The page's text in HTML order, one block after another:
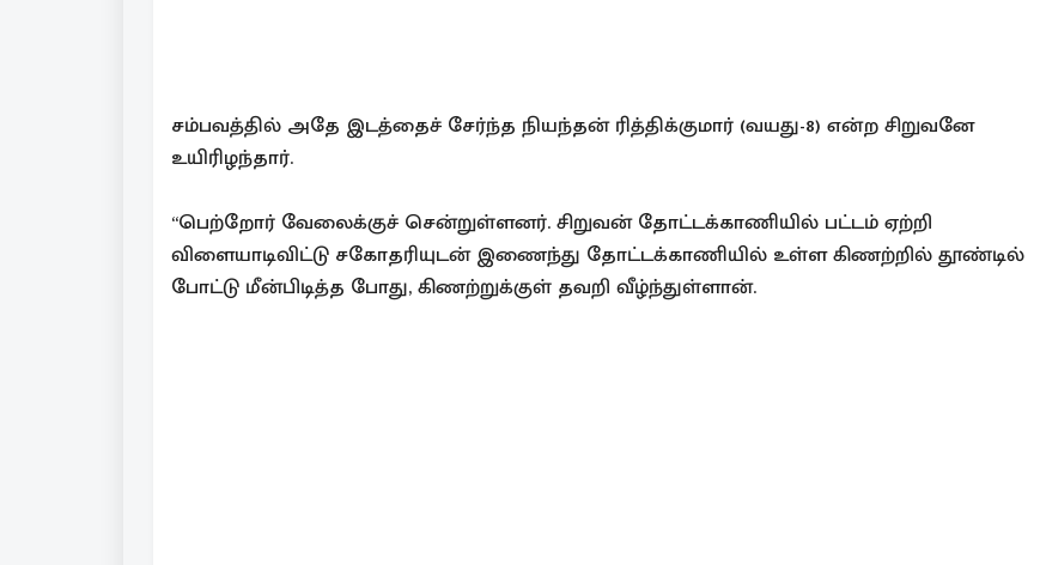
சம்பவத்தில் அதே இடத்தைச் சேர்ந்த நியந்தன் ரித்திக்குமார் (வயது-8) என்ற சிறுவனே
உயிரிழந்தார்.
“பெற்றோர் வேலைக்குச் சென்றுள்ளனர். சிறுவன் தோட்டக்காணியில் பட்டம் ஏற்றி
விளையாடிவிட்டு சகோதரியுடன் இணைந்து தோட்டக்காணியில் உள்ள கிணற்றில் தூண்டில்
போட்டு மீன்பிடித்த போது, கிணற்றுக்குள் தவறி வீழ்ந்துள்ளான்.